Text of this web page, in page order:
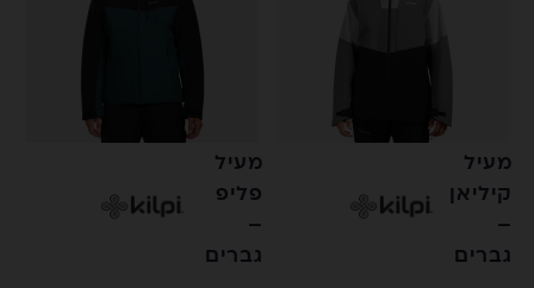
מעיל
קיליאן
–
גברים
מעיל
פליפ
–
גברים